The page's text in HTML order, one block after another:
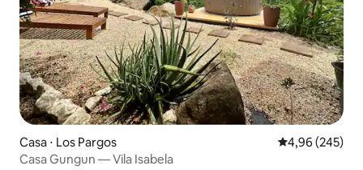
Casa ⋅ Los Pargos 4,96 de uma
4,96 (245)
Casa Gungun — Vila Isabela